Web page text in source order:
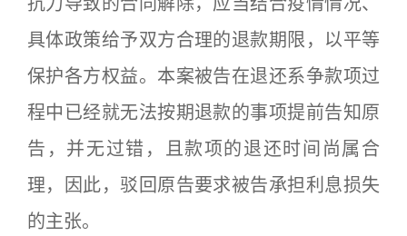
具体政策给予双方合理的退款期限，以平等
保护各方权益。本案被告在退还系争款项过
程中已经就无法按期退款的事项提前告知原
告，并无过错，且款项的退还时间尚属合
理，因此，驳回原告要求被告承担利息损失
的主张。